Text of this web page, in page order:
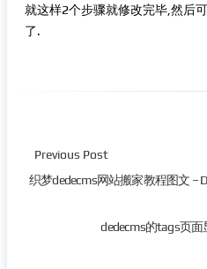
就这样2个步骤就修改完毕,然后
了.
Previous Post
织梦dedecms网站搬家教程图文 –
dedecms的tags页面